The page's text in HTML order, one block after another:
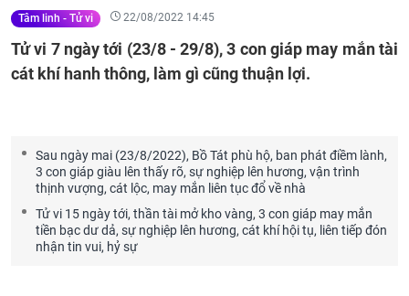
Tâm linh - Tử vi 22/08/2022 14:45
Tử vi 7 ngày tới (23/8 - 29/8), 3 con giáp may mắn tài
cát khí hanh thông, làm gì cũng thuận lợi.
Sau ngày mai (23/8/2022), Bồ Tát phù hộ, ban phát điềm lành,
3 con giáp giàu lên thấy rõ, sự nghiệp lên hương, vận trình
thịnh vượng, cát lộc, may mắn liên tục đổ về nhà
Tử vi 15 ngày tới, thần tài mở kho vàng, 3 con giáp may mắn
tiền bạc dư dả, sự nghiệp lên hương, cát khí hội tụ, liên tiếp đón
nhận tin vui, hỷ sự